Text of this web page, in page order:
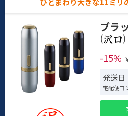
ひとまわり大きな11ミリ
ブラ
(
)
-15%
発送日
宅配便コ